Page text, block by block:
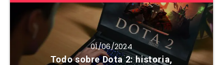
01/06/2024
Todo sobre Dota 2: historia,